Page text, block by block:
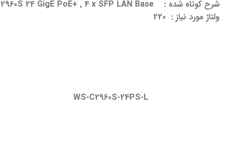
شرح کوتاه شده : Catalyst 2960S 24 GigE PoE+ , 4 x SFP LAN Base
ولتاژ مورد نیاز : 220
WS-C2960S-24PS-L